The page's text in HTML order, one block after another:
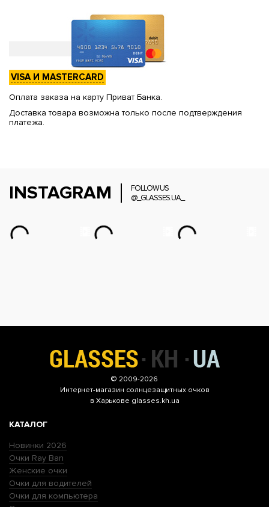
VISA И MASTERCARD
Оплата заказа на карту Приват Банка.
Доставка товара возможна только после подтверждения
платежа.
INSTAGRAM
FOLLOW US
@_GLASSES.UA_
© 2009-2026
Интернет-магазин солнцезащитных очков
в Харькове glasses.kh.ua
КАТАЛОГ
Новинки 2026
Очки Ray Ban
Женские очки
Очки для водителей
Очки для компьютера